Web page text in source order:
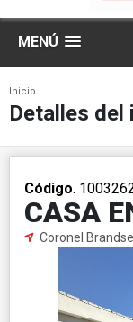
MENÚ
Inicio
Detalles del
Código.
CASA
Coronel